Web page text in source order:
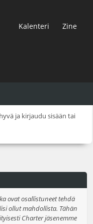
Kalenteri Zine
ja kirjaudu sisään tai
ovat osallistuneet tehdä
ollut mahdollista. Tähän
Charter jäsenemme